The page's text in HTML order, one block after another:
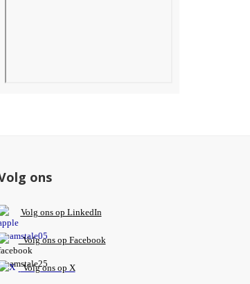
ons
Volg ons op LinkedIn
Volg ons op Facebook
Volg ons op X